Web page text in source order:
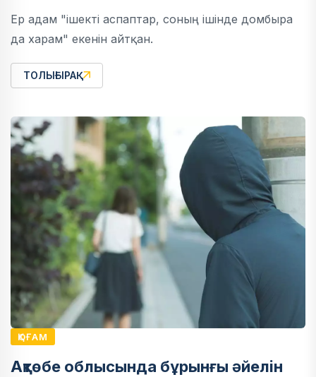
Ер адам "ішекті аспаптар, соның ішінде домбыра
да харам" екенін айтқан.
ТОЛЫҒЫРАҚ
ҚОҒАМ
Ақтөбе облысында бұрынғы әйелін